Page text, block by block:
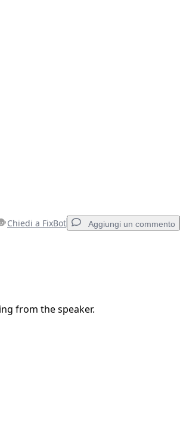
Chiedi a FixBot Aggiungi un commento
from the speaker.